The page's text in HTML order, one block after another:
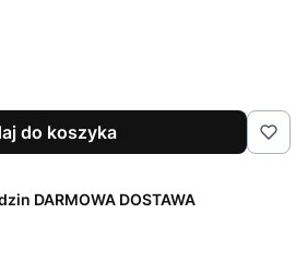
do koszyka
DARMOWA DOSTAWA